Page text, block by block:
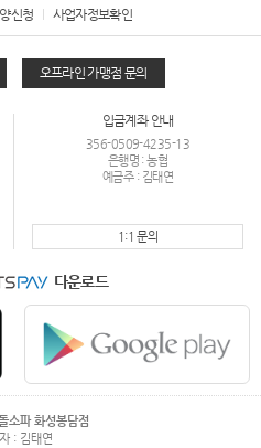
신청 사업자정보확인
오프라인 가맹점 문의
입금계좌 안내
356-0509-4235-13
은행명 : 농협
예금주 : 김태연
1:1 문의
다운로드
소파 화성봉담점
: 김태연